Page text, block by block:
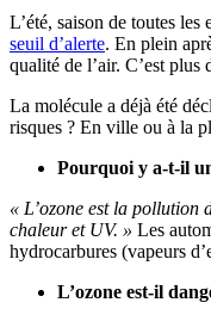
L’été, saison de toutes
seuil d’alerte. En plein
qualité de l’air. C’est plus
La molécule a déjà été
risques ? En ville ou à la
Pourquoi y a-t-il
« L’ozone est la pollution
chaleur et UV. » Les
hydrocarbures (vapeurs
L’ozone est-il